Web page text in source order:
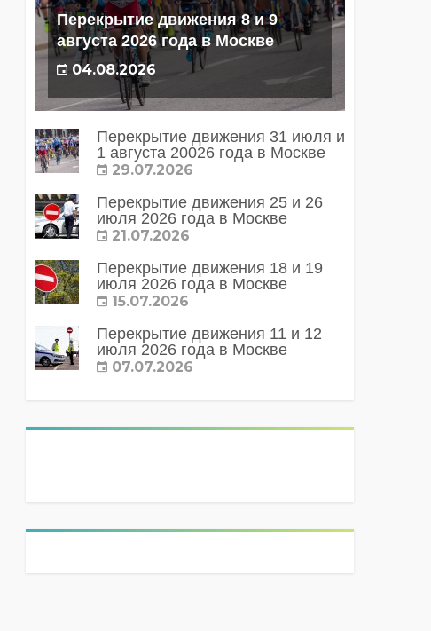
Перекрытие движения 8 и 9
августа 2026 года в Москве
04.08.2026
Перекрытие движения 31 июля и
1 августа 20026 года в Москве
29.07.2026
Перекрытие движения 25 и 26
июля 2026 года в Москве
21.07.2026
Перекрытие движения 18 и 19
июля 2026 года в Москве
15.07.2026
Перекрытие движения 11 и 12
июля 2026 года в Москве
07.07.2026